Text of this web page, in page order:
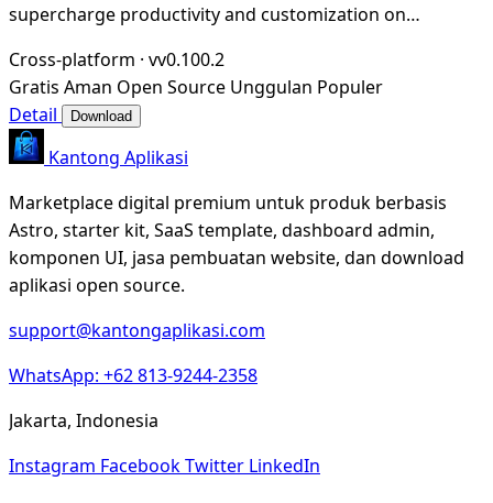
supercharge productivity and customization on
Cross-platform · vv0.100.2
Gratis Aman Open Source Unggulan Populer
Detail
Download
Kantong Aplikasi
Marketplace digital premium untuk produk berbasis
Astro, starter kit, SaaS template, dashboard admin,
komponen UI, jasa pembuatan website, dan download
aplikasi open source.
support@kantongaplikasi.com
WhatsApp: +62 813-9244-2358
Jakarta, Indonesia
Instagram FacebookTwitter LinkedIn